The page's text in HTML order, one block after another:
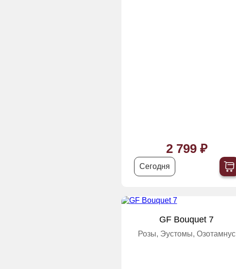
2 799 ₽
Сегодня
GF Bouquet 7
Розы, Эустомы, Озотамнус